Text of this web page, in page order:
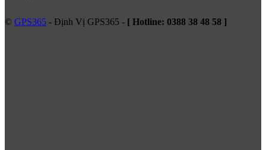
© GPS365 - Định Vị GPS365 - [ Hotline: 0388 38 48 58 ]